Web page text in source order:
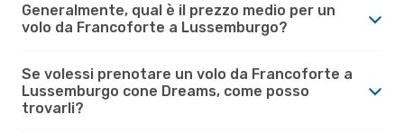
Generalmente, qual è il prezzo medio per un
volo da Francoforte a Lussemburgo?
Se volessi prenotare un volo da Francoforte a
Lussemburgo cone Dreams, come posso
trovarli?